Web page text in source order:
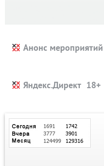
Анонс мероприятий
Яндекс.Директ